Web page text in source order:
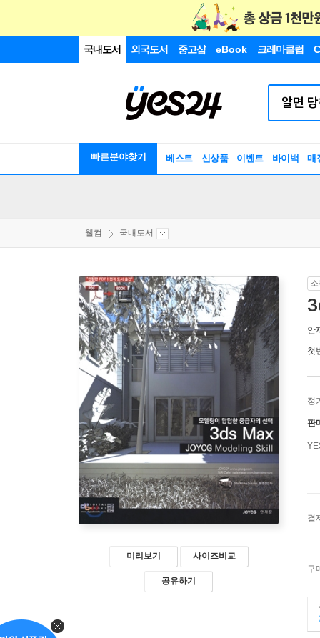
국내도서 외국도서 중고샵 eBook 크레마클럽
빠른분야찾기 베스트 신상품 이벤트 바이백 매
웰컴 국내도서
미리보기 사이즈비교
공유하기
안
첫
정
판
결
구